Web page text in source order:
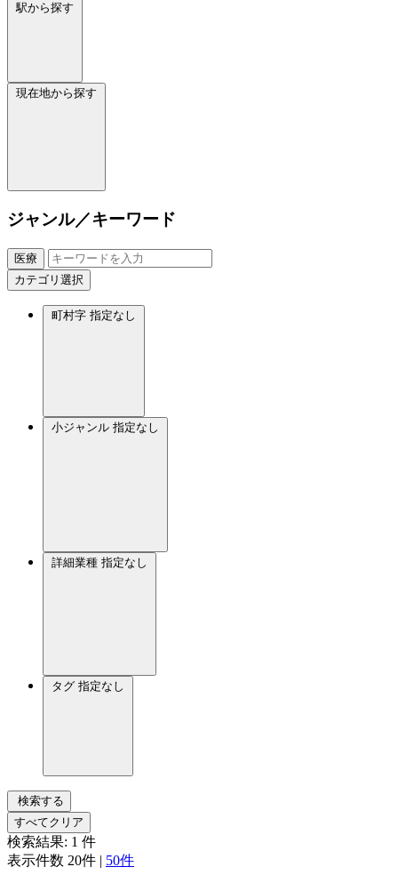
駅から探す
現在地から探す
ジャンル／キーワード
医療
カテゴリ選択
町村字 指定なし
小ジャンル 指定なし
詳細業種 指定なし
タグ 指定なし
検索する
すべてクリア
検索結果: 1 件
表示件数 20件 | 50件